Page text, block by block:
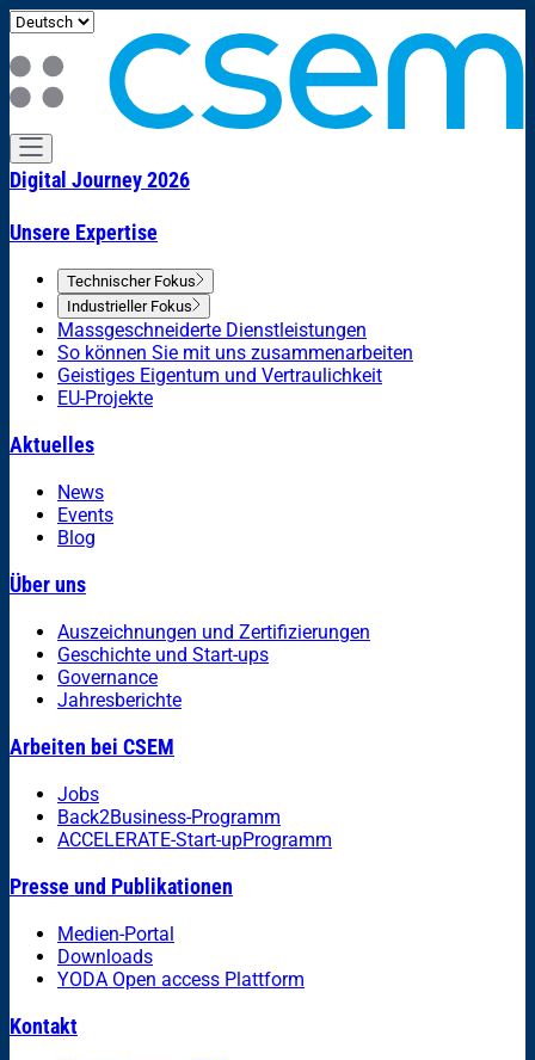
Digital Journey 2026
Unsere Expertise
Technischer Fokus
Industrieller Fokus
Massgeschneiderte Dienstleistungen
So können Sie mit uns zusammenarbeiten
Geistiges Eigentum und Vertraulichkeit
EU-Projekte
Aktuelles
News
Events
Blog
Über uns
Auszeichnungen und Zertifizierungen
Geschichte und Start-ups
Governance
Jahresberichte
Arbeiten bei CSEM
Jobs
Back2Business-Programm
ACCELERATE-Start-upProgramm
Presse und Publikationen
Medien-Portal
Downloads
YODA Open access Plattform
Kontakt